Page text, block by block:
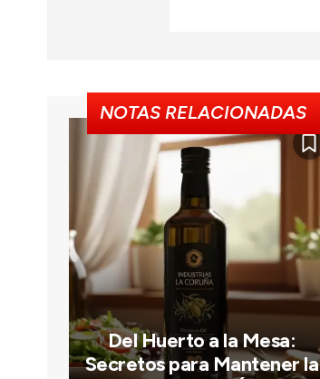
NOTAS RELACIONADAS
Del Huerto a la Mesa:
Secretos para Mantener la